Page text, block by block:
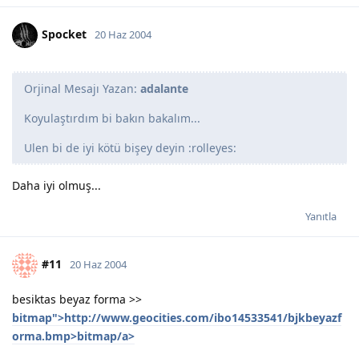
Spocket 20 Haz 2004
Orjinal Mesajı Yazan: adalante
Koyulaştırdım bi bakın bakalım...
Ulen bi de iyi kötü bişey deyin :rolleyes:
Daha iyi olmuş...
Yanıtla
#11 20 Haz 2004
besiktas beyaz forma >>
bitmap">http://www.geocities.com/ibo14533541/bjkbeyazf
orma.bmp>bitmap/a>